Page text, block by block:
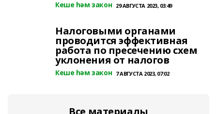
Кеше һәм закон 29 АВГУСТА 2023, 03:49
Налоговыми органами
проводится эффективная
работа по пресечению схем
уклонения от налогов
Кеше һәм закон 7 АВГУСТА 2023, 07:02
Все материалы